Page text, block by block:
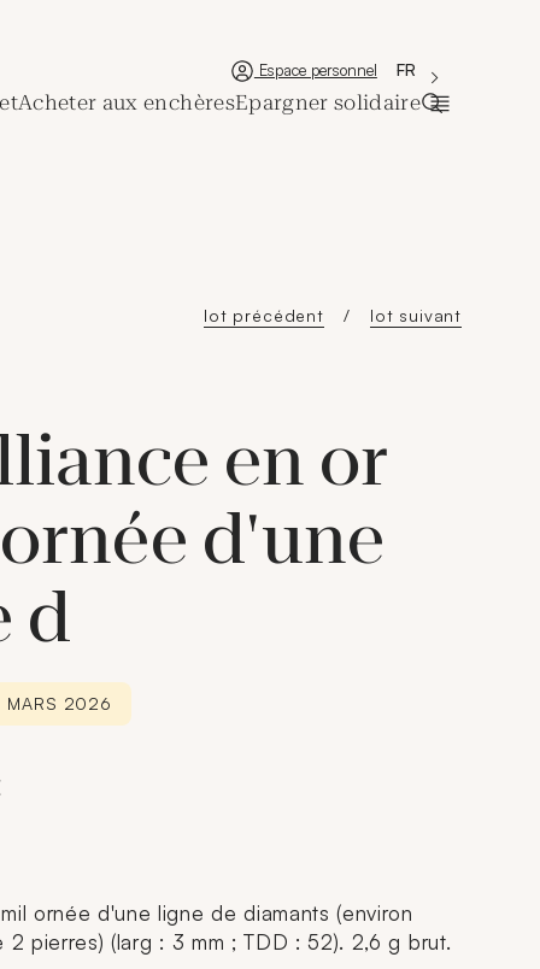
Nouvelle fenêtre
Espace personnel 'Choisir une
La langue
FR
Acheter aux enchèresEpargner solidaire
lot précédent lot suivant
en or
d'une
d
MARS 2026
ornée d'une ligne de diamants (environ
pierres) (larg : 3 mm ; TDD : 52). 2,6 g brut.